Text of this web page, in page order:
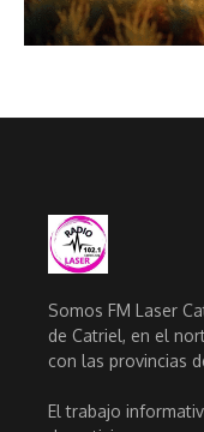
Somos FM Laser
de Catriel, en el
con las provincias
El trabajo